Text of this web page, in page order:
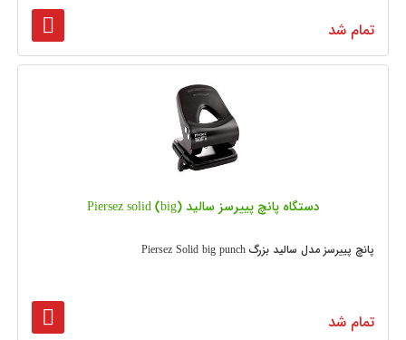
تمام شد
دستگاه پانچ پییرسز سالید (Piersez solid (big
پانچ پییرسز مدل سالید بزرگ Piersez Solid big punch
تمام شد